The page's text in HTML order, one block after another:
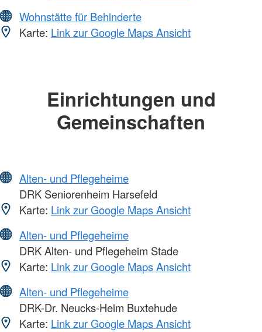
Wohnstätte für Behinderte
Karte: Link zur Google Maps Ansicht
Einrichtungen und
Gemeinschaften
Alten- und Pflegeheime
DRK Seniorenheim Harsefeld
Karte: Link zur Google Maps Ansicht
Alten- und Pflegeheime
DRK Alten- und Pflegeheim Stade
Karte: Link zur Google Maps Ansicht
Alten- und Pflegeheime
DRK-Dr. Neucks-Heim Buxtehude
Karte: Link zur Google Maps Ansicht